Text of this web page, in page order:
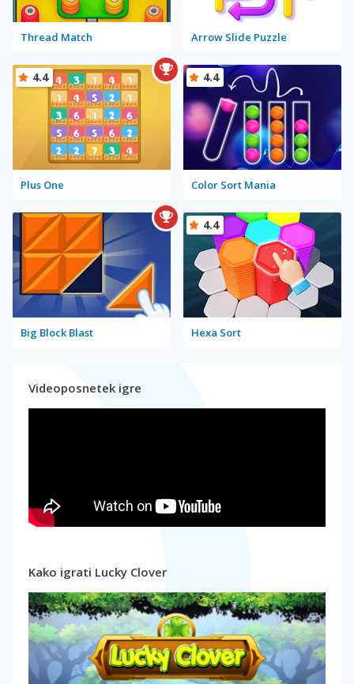
Thread Match Arrow Slide Puzzle
Plus One
4.4
Color Sort Mania
4.4
Big Block Blast Hexa Sort
4.4
Videoposnetek igre
Kako igrati Lucky Clover